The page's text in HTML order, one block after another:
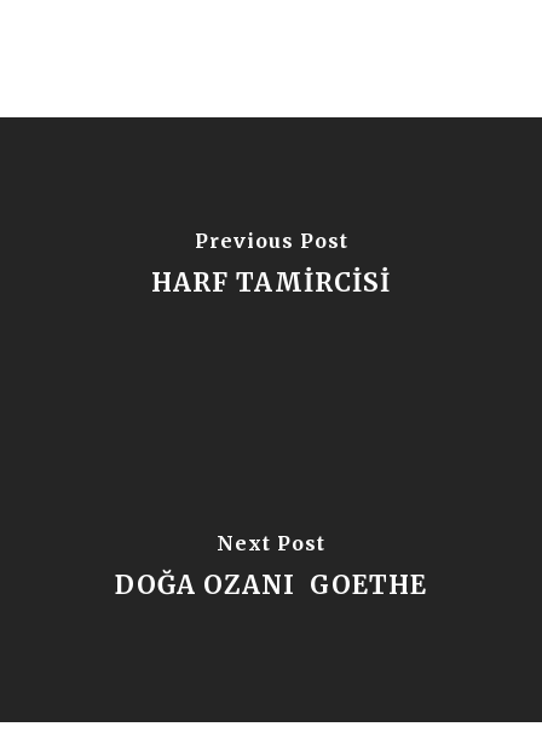
Previous Post
HARF TAMİRCİSİ
Next Post
DOĞA OZANI GOETHE